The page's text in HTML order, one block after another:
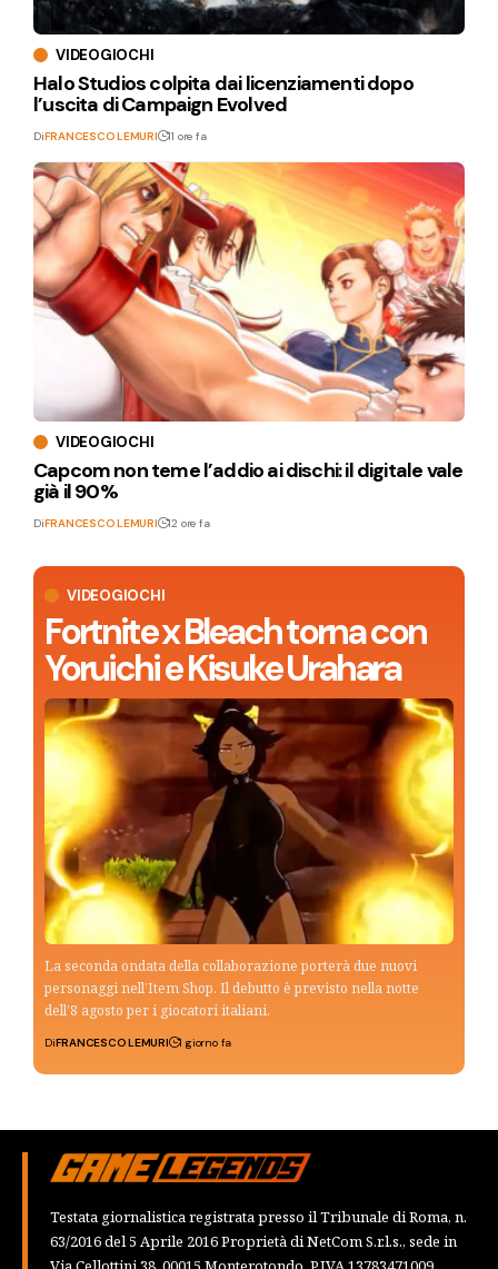
VIDEOGIOCHI
Fortnite x Bleach torna con
Yoruichi e Kisuke Urahara
La seconda ondata della collaborazione porterà due nuovi
personaggi nell’Item Shop. Il debutto è previsto nella notte
dell’8 agosto per i giocatori italiani.
DiFRANCESCO LEMURI 1 giorno fa
VIDEOGIOCHI
Halo Studios colpita dai licenziamenti dopo
l’uscita di Campaign Evolved
DiFRANCESCO LEMURI 11 ore fa
VIDEOGIOCHI
Capcom non teme l’addio ai dischi: il digitale vale
già il 90%
DiFRANCESCO LEMURI 12 ore fa
Testata giornalistica registrata presso il Tribunale di Roma, n.
63/2016 del 5 Aprile 2016 Proprietà di NetCom S.r.l.s., sede in